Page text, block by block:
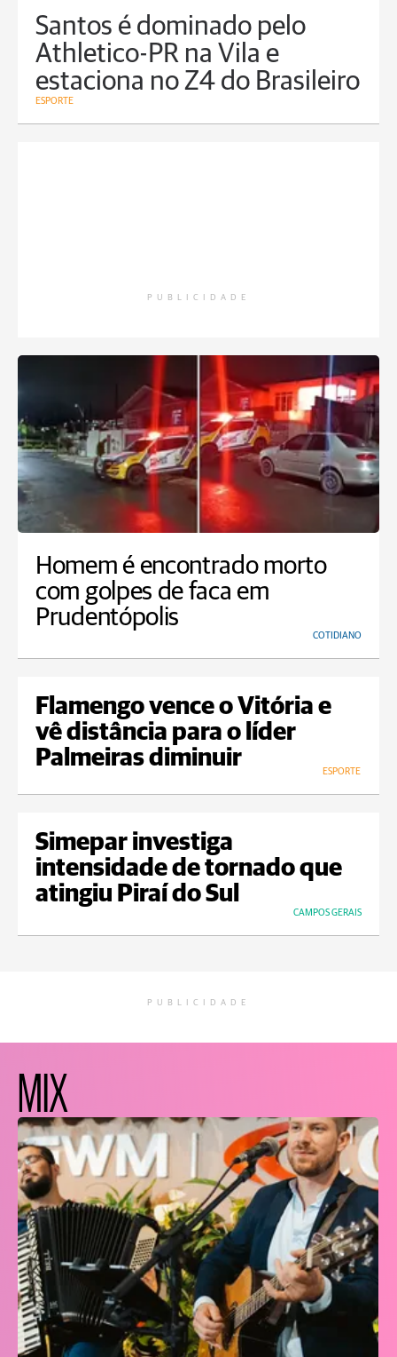
Santos é dominado pelo
Athletico-PR na Vila e
estaciona no Z4 do Brasileiro
ESPORTE
PUBLICIDADE
Homem é encontrado morto
com golpes de faca em
Prudentópolis
COTIDIANO
Flamengo vence o Vitória e
vê distância para o líder
Palmeiras diminuir
ESPORTE
Simepar investiga
intensidade de tornado que
atingiu Piraí do Sul
CAMPOS GERAIS
PUBLICIDADE
MIX